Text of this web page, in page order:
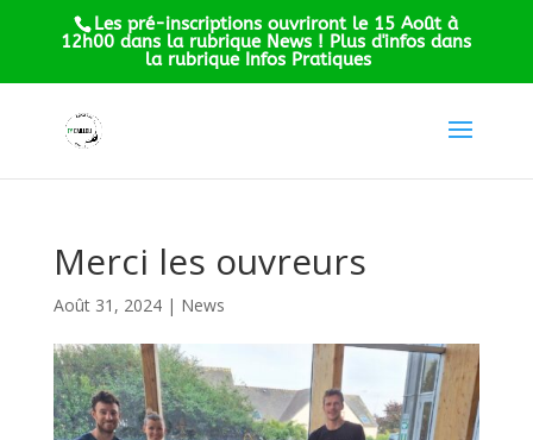
Les pré-inscriptions ouvriront le 15 Août à
12h00 dans la rubrique News ! Plus d'infos dans
la rubrique Infos Pratiques
Merci les ouvreurs
Août 31, 2024| News